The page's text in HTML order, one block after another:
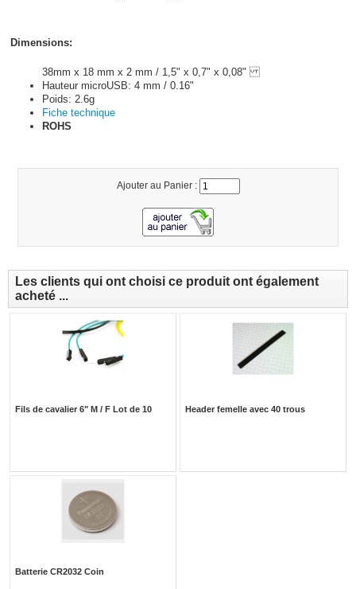
Dimensions:
38mm x 18 mm x 2 mm / 1,5" x 0,7" x 0,08"
Hauteur microUSB: 4 mm / 0.16"
Poids: 2.6g
Fiche technique
ROHS
Ajouter au Panier :
Les clients qui ont choisi ce produit ont également
acheté ...
Fils de cavalier 6" M / F Lot de 10 Header femelle avec 40 trous
Batterie CR2032 Coin